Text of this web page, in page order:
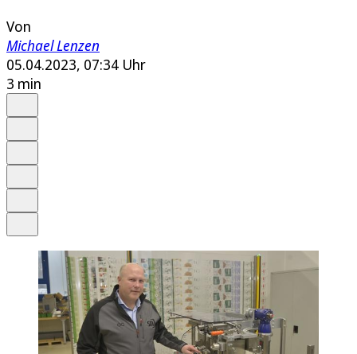
Von
Michael Lenzen
05.04.2023, 07:34 Uhr
3 min